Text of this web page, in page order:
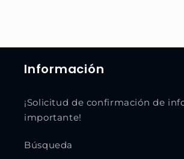
Información
¡Solicitud de confirmación de
importante!
Búsqueda